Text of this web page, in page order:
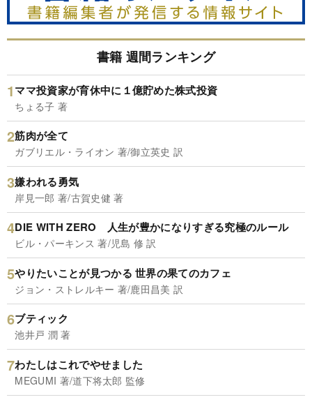
書籍 週間ランキング
ママ投資家が育休中に１億貯めた株式投資
ちょる子 著
筋肉が全て
ガブリエル・ライオン 著/御立英史 訳
嫌われる勇気
岸見一郎 著/古賀史健 著
DIE WITH ZERO 人生が豊かになりすぎる究極のルール
ビル・パーキンス 著/児島 修 訳
やりたいことが見つかる 世界の果てのカフェ
ジョン・ストレルキー 著/鹿田昌美 訳
ブティック
池井戸 潤 著
わたしはこれでやせました
MEGUMI 著/道下将太郎 監修